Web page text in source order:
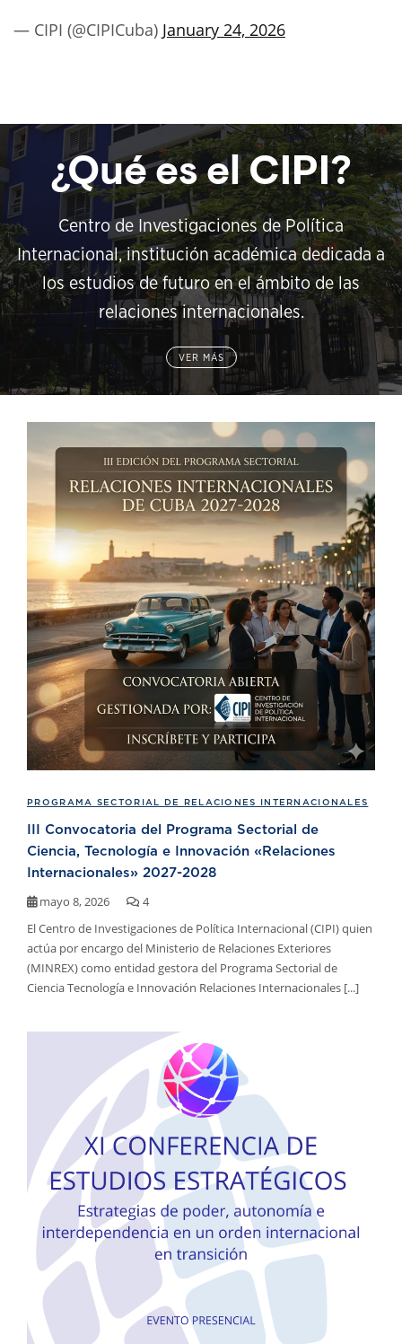
— CIPI (@CIPICuba) January 24, 2026
¿Qué es el CIPI?
Centro de Investigaciones de Política
Internacional, institución académica dedicada a
los estudios de futuro en el ámbito de las
relaciones internacionales.
VER MÁS
PROGRAMA SECTORIAL DE RELACIONES INTERNACIONALES
III Convocatoria del Programa Sectorial de
Ciencia, Tecnología e Innovación «Relaciones
Internacionales» 2027-2028
mayo 8, 2026
4
El Centro de Investigaciones de Política Internacional (CIPI) quien
actúa por encargo del Ministerio de Relaciones Exteriores
(MINREX) como entidad gestora del Programa Sectorial de
Ciencia Tecnología e Innovación Relaciones Internacionales [...]